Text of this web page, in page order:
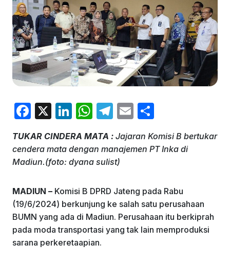
F
c
e
o
o
k
X
Li
k
e
n
W
at
s
p
p
T
e
gr
m
E
ai ar
TUKAR CINDERA MATA : Jajaran Komisi B bertukar
cendera mata dengan manajemen PT Inka di
Madiun.(foto: dyana sulist)
MADIUN – Komisi B DPRD Jateng pada Rabu
(19/6/2024) berkunjung ke salah satu perusahaan
BUMN yang ada di Madiun. Perusahaan itu berkiprah
pada moda transportasi yang tak lain memproduksi
sarana perkeretaapian.